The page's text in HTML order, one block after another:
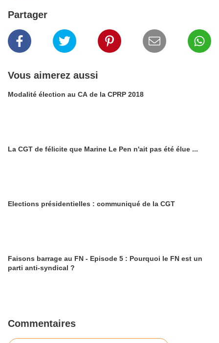
Partager
Vous aimerez aussi
Modalité élection au CA de la CPRP 2018
La CGT de félicite que Marine Le Pen n'ait pas été élue ...
Elections présidentielles : communiqué de la CGT
Faisons barrage au FN - Episode 5 : Pourquoi le FN est un
parti anti-syndical ?
Commentaires